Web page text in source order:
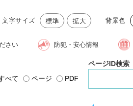
文字サイズ 標準 拡大 背景色
さい 防犯・安心情報
べて ページ PDF
ページID検索